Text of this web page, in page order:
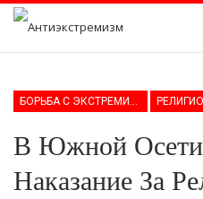
В Южной
Наказание За